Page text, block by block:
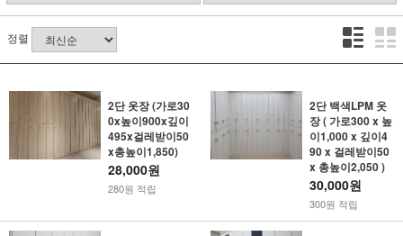
정렬
2단 옷장 (가로30
0x높이900x깊이
495x걸레받이50
x총높이1,850)
28,000원
280원 적립
2단 백색LPM 옷
장 ( 가로300 x 높
이1,000 x 깊이4
90 x 걸레받이50
x 총높이2,050 )
30,000원
300원 적립